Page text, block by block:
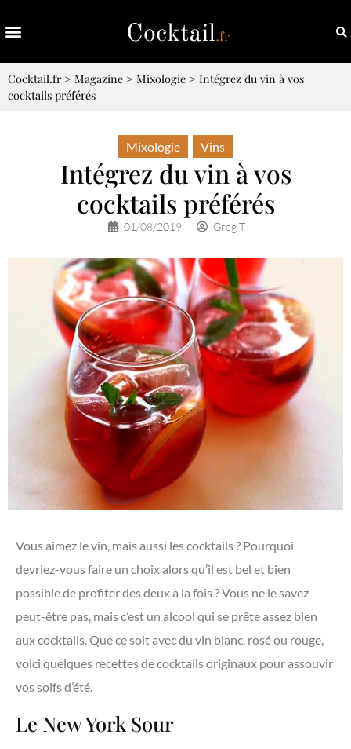
Cocktail.fr> Magazine > Mixologie > Intégrez du vin à vos
cocktails préférés
Mixologie Vins
Intégrez du vin à vos
cocktails préférés
01/08/2019 Greg T
Vous aimez le vin, mais aussi les cocktails ? Pourquoi
devriez-vous faire un choix alors qu’il est bel et bien
possible de profiter des deux à la fois ? Vous ne le savez
peut-être pas, mais c’est un alcool qui se prête assez bien
aux cocktails. Que ce soit avec du vin blanc, rosé ou rouge,
voici quelques recettes de cocktails originaux pour assouvir
vos soifs d’été.
Le New York Sour